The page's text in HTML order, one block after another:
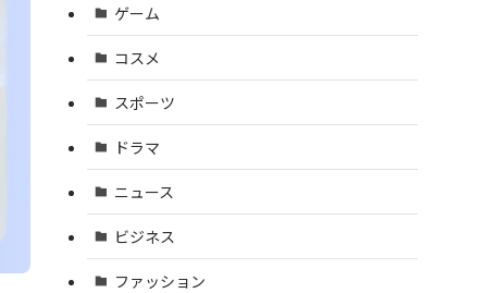
ゲーム
コスメ
スポーツ
ドラマ
ニュース
ビジネス
ファッション